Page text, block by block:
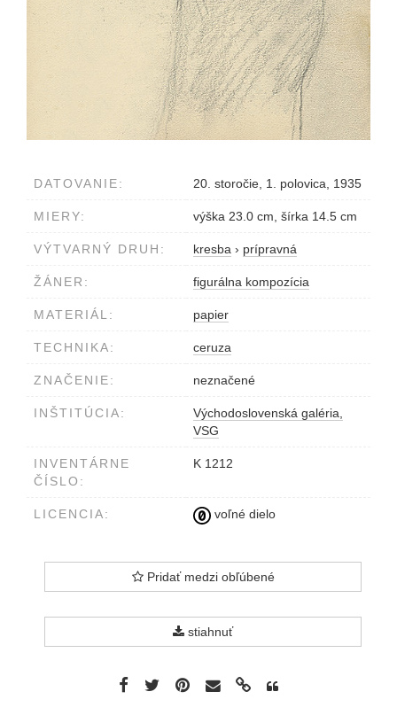
DATOVANIE: 20. storočie, 1. polovica, 1935
MIERY: výška 23.0 cm, šírka 14.5 cm
VÝTVARNÝ DRUH: kresba › prípravná
ŽÁNER: figurálna kompozícia
MATERIÁL: papier
TECHNIKA: ceruza
ZNAČENIE: neznačené
INŠTITÚCIA:
Východoslovenská galéria,
VSG
INVENTÁRNE
ČÍSLO:
K 1212
LICENCIA: voľné dielo
Pridať medzi obľúbené
stiahnuť